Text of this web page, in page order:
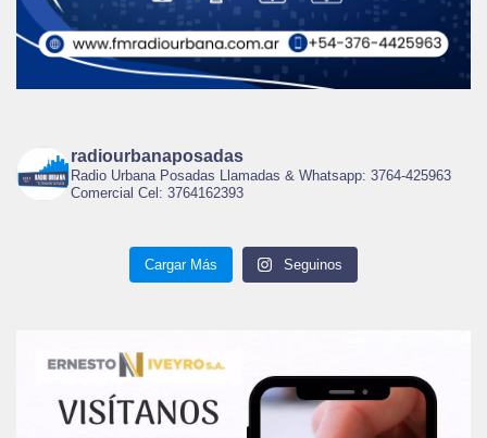
radiourbanaposadas
Radio Urbana Posadas Llamadas & Whatsapp: 3764-425963
Comercial Cel: 3764162393
Cargar Más Seguinos